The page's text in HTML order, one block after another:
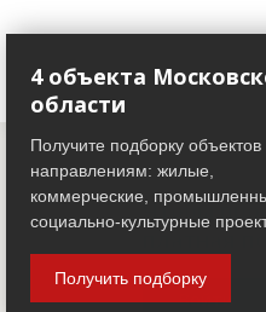
Описание объекта
Чтобы
платная
Войти
4 объекта
области
Получите подборку объектов
направлениям: жилые,
коммерческие,
социально-культурные
Получить подборку